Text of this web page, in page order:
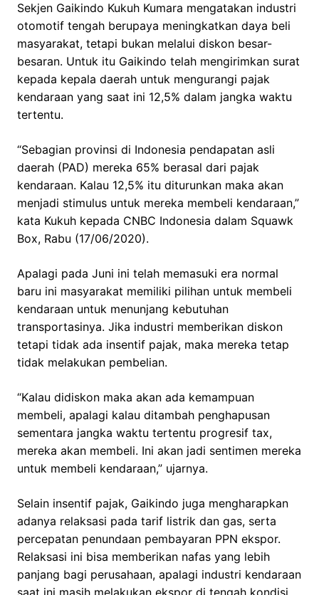
Sekjen Gaikindo Kukuh Kumara mengatakan industri
otomotif tengah berupaya meningkatkan daya beli
masyarakat, tetapi bukan melalui diskon besar-
besaran. Untuk itu Gaikindo telah mengirimkan surat
kepada kepala daerah untuk mengurangi pajak
kendaraan yang saat ini 12,5% dalam jangka waktu
tertentu.
“Sebagian provinsi di Indonesia pendapatan asli
daerah (PAD) mereka 65% berasal dari pajak
kendaraan. Kalau 12,5% itu diturunkan maka akan
menjadi stimulus untuk mereka membeli kendaraan,”
kata Kukuh kepada CNBC Indonesia dalam Squawk
Box, Rabu (17/06/2020).
Apalagi pada Juni ini telah memasuki era normal
baru ini masyarakat memiliki pilihan untuk membeli
kendaraan untuk menunjang kebutuhan
transportasinya. Jika industri memberikan diskon
tetapi tidak ada insentif pajak, maka mereka tetap
tidak melakukan pembelian.
“Kalau didiskon maka akan ada kemampuan
membeli, apalagi kalau ditambah penghapusan
sementara jangka waktu tertentu progresif tax,
mereka akan membeli. Ini akan jadi sentimen mereka
untuk membeli kendaraan,” ujarnya.
Selain insentif pajak, Gaikindo juga mengharapkan
adanya relaksasi pada tarif listrik dan gas, serta
percepatan penundaan pembayaran PPN ekspor.
Relaksasi ini bisa memberikan nafas yang lebih
panjang bagi perusahaan, apalagi industri kendaraan
saat ini masih melakukan ekspor di tengah kondisi